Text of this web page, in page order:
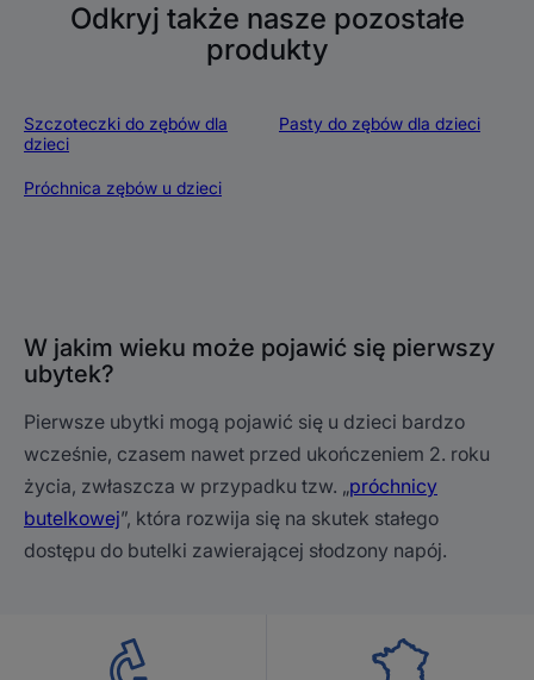
Odkryj także nasze pozostałe
produkty
Szczoteczki do zębów dla
dzieci
Pasty do zębów dla dzieci
Próchnica zębów u dzieci
W jakim wieku może pojawić się pierwszy
ubytek?
Pierwsze ubytki mogą pojawić się u dzieci bardzo
wcześnie, czasem nawet przed ukończeniem 2. roku
życia, zwłaszcza w przypadku tzw. „próchnicy
butelkowej”, która rozwija się na skutek stałego
dostępu do butelki zawierającej słodzony napój.